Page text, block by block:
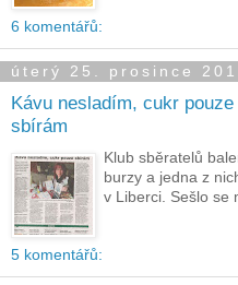
6 komentářů:
úterý 25. prosince
Kávu nesladím, cukr pouze
sbírám
Klub sběratelů
burzy a jedna z
v Liberci. Sešlo se
5 komentářů: